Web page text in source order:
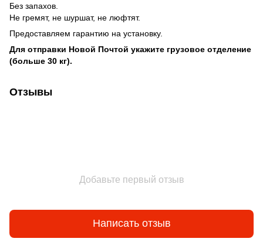
Без запахов.
Не гремят, не шуршат, не люфтят.
Предоставляем гарантию на установку.
Для отправки Новой Почтой укажите грузовое отделение
(больше 30 кг).
Отзывы
Добавьте первый отзыв
Написать отзыв